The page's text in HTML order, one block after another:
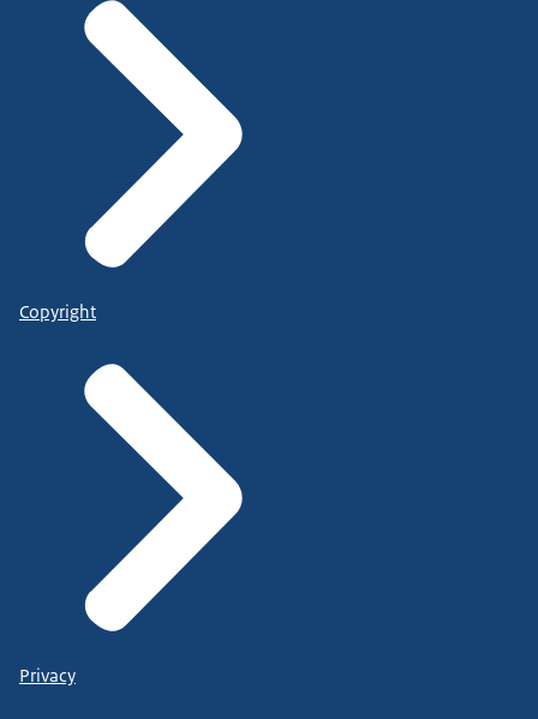
Copyright
Privacy